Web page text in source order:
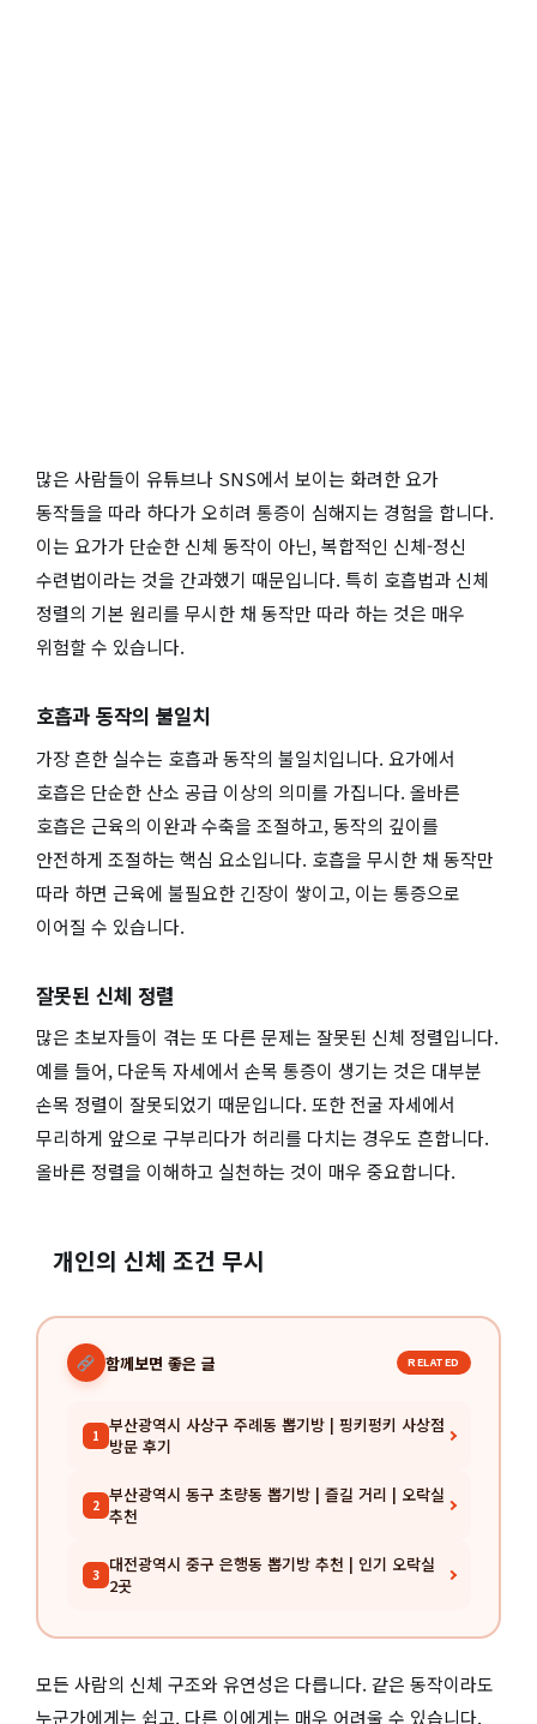
많은 사람들이 유튜브나 SNS에서 보이는 화려한 요가
동작들을 따라 하다가 오히려 통증이 심해지는 경험을 합니다.
이는 요가가 단순한 신체 동작이 아닌, 복합적인 신체-정신
수련법이라는 것을 간과했기 때문입니다. 특히 호흡법과 신체
정렬의 기본 원리를 무시한 채 동작만 따라 하는 것은 매우
위험할 수 있습니다.
호흡과 동작의 불일치
가장 흔한 실수는 호흡과 동작의 불일치입니다. 요가에서
호흡은 단순한 산소 공급 이상의 의미를 가집니다. 올바른
호흡은 근육의 이완과 수축을 조절하고, 동작의 깊이를
안전하게 조절하는 핵심 요소입니다. 호흡을 무시한 채 동작만
따라 하면 근육에 불필요한 긴장이 쌓이고, 이는 통증으로
이어질 수 있습니다.
잘못된 신체 정렬
많은 초보자들이 겪는 또 다른 문제는 잘못된 신체 정렬입니다.
예를 들어, 다운독 자세에서 손목 통증이 생기는 것은 대부분
손목 정렬이 잘못되었기 때문입니다. 또한 전굴 자세에서
무리하게 앞으로 구부리다가 허리를 다치는 경우도 흔합니다.
올바른 정렬을 이해하고 실천하는 것이 매우 중요합니다.
개인의 신체 조건 무시
함께보면 좋은 글 RELATED
1 부산광역시 사상구 주례동 뽑기방 | 핑키펑키 사상점
방문 후기
2 부산광역시 동구 초량동 뽑기방 | 즐길 거리 | 오락실
추천
3 대전광역시 중구 은행동 뽑기방 추천 | 인기 오락실
2곳
모든 사람의 신체 구조와 유연성은 다릅니다. 같은 동작이라도
누군가에게는 쉽고, 다른 이에게는 매우 어려울 수 있습니다.